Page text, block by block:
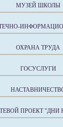
МУЗЕЙ ШКОЛЫ
ОХРАНА ТРУДА
ГОСУСЛУГИ
ПРОЕКТ "ДНИ